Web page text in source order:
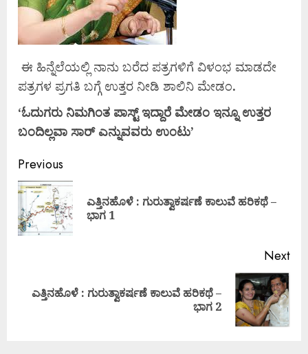
ಈ ಹಿನ್ನೆಲೆಯಲ್ಲಿ ನಾನು ಬರೆದ ಪತ್ರಗಳಿಗೆ ವಿಳಂಭ ಮಾಡದೇ
ಪತ್ರಗಳ ಪ್ರಗತಿ ಬಗ್ಗೆ ಉತ್ತರ ನೀಡಿ ಶಾಲಿನಿ ಮೇಡಂ.
‘ಓದುಗರು ನಿಮಗಿಂತ ಪಾಸ್ಟ್ಇದ್ದಾರೆ ಮೇಡಂ ಇನ್ನೂಉತ್ತರ
ಬಂದಿಲ್ಲವಾ ಸಾರ್ ಎನ್ನುವವರು ಉಂಟು’
Previous
ಎತ್ತಿನಹೊಳೆ : ಗುರುತ್ವಾಕರ್ಷಣೆ ಕಾಲುವೆ ಹರಿಕಥೆ –
ಭಾಗ 1
Next
ಎತ್ತಿನಹೊಳೆ : ಗುರುತ್ವಾಕರ್ಷಣೆ ಕಾಲುವೆ ಹರಿಕಥೆ –
ಭಾಗ 2